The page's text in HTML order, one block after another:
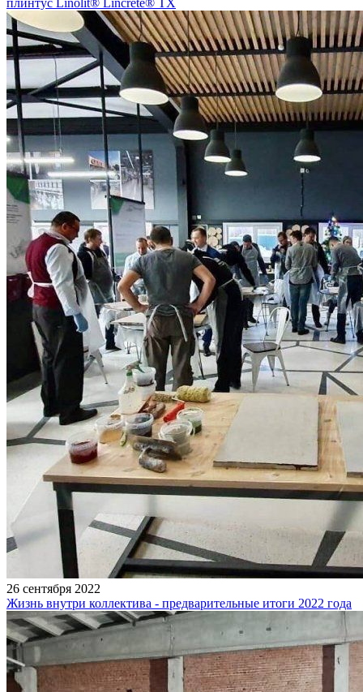
плинтус Linolit® Lincrete® ТХ
26 сентября 2022
Жизнь внутри коллектива - предварительные итоги 2022 года